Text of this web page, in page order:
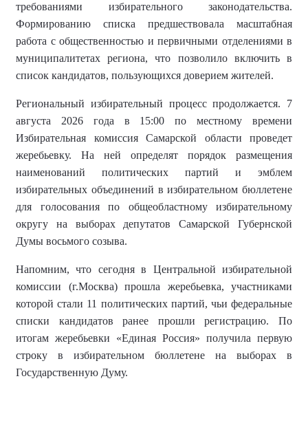
требованиями избирательного законодательства.
Формированию списка предшествовала масштабная
работа с общественностью и первичными отделениями в
муниципалитетах региона, что позволило включить в
список кандидатов, пользующихся доверием жителей.
Региональный избирательный процесс продолжается. 7
августа 2026 года в 15:00 по местному времени
Избирательная комиссия Самарской области проведет
жеребьевку. На ней определят порядок размещения
наименований политических партий и эмблем
избирательных объединений в избирательном бюллетене
для голосования по общеобластному избирательному
округу на выборах депутатов Самарской Губернской
Думы восьмого созыва.
Напомним, что сегодня в Центральной избирательной
комиссии (г.Москва) прошла жеребьевка, участниками
которой стали 11 политических партий, чьи федеральные
списки кандидатов ранее прошли регистрацию. По
итогам жеребьевки «Единая Россия» получила первую
строку в избирательном бюллетене на выборах в
Государственную Думу.